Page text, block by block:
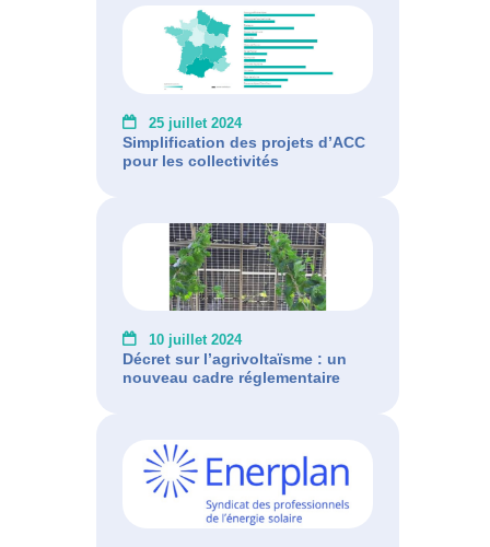
25 juillet 2024
Simplification des projets d’ACC
pour les collectivités
10 juillet 2024
Décret sur l’agrivoltaïsme : un
nouveau cadre réglementaire